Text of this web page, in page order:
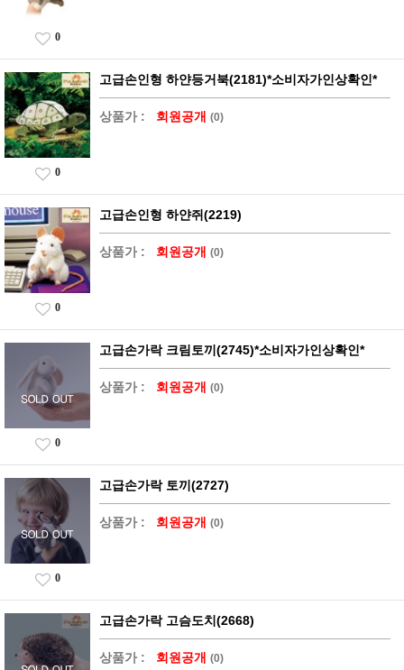
0
고급손인형 하얀등거북(2181)*소비자가인상확인*
상품가 : 회원공개 (0)
0
고급손인형 하얀쥐(2219)
상품가 : 회원공개 (0)
0
고급손가락 크림토끼(2745)*소비자가인상확인*
상품가 : 회원공개 (0)
0
고급손가락 토끼(2727)
상품가 : 회원공개 (0)
0
고급손가락 고슴도치(2668)
상품가 : 회원공개 (0)